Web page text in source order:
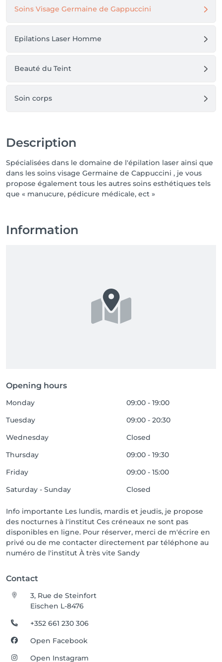
Soins Visage Germaine de Gappuccini
Epilations Laser Homme
Beauté du Teint
Soin corps
Description
Spécialisées dans le domaine de l'épilation laser ainsi que
dans les soins visage Germaine de Cappuccini , je vous
propose également tous les autres soins esthétiques tels
que « manucure, pédicure médicale, ect »
Information
Opening hours
Monday
09:00 - 19:00
Tuesday
09:00 - 20:30
Wednesday
Closed
Thursday
09:00 - 19:30
Friday
09:00 - 15:00
Saturday - Sunday
Closed
Info importante Les lundis, mardis et jeudis, je propose
des nocturnes à l'institut Ces créneaux ne sont pas
disponibles en ligne. Pour réserver, merci de m'écrire en
privé ou de me contacter directement par téléphone au
numéro de l'institut À très vite Sandy
Contact
3, Rue de Steinfort
Eischen L-8476
+352 661 230 306
Open Facebook
Open Instagram